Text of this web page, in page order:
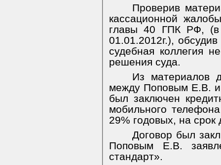
Проверив
кассационной
главы 40 ГПК РФ, (в
01.01.2012г.),
судебная коллегия
решения суда.
Из материалов
между Поповым Е.В. и
был заключен
мобильного
29% годовых, на срок
Договор был
Поповым Е.В.
стандарт».